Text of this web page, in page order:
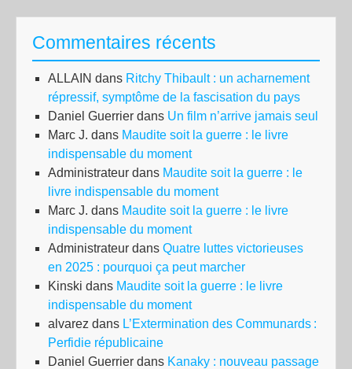
Commentaires récents
ALLAIN dans Ritchy Thibault : un acharnement
répressif, symptôme de la fascisation du pays
Daniel Guerrier dans Un film n’arrive jamais seul
Marc J. dans Maudite soit la guerre : le livre
indispensable du moment
Administrateur dans Maudite soit la guerre : le
livre indispensable du moment
Marc J. dans Maudite soit la guerre : le livre
indispensable du moment
Administrateur dans Quatre luttes victorieuses
en 2025 : pourquoi ça peut marcher
Kinski dans Maudite soit la guerre : le livre
indispensable du moment
alvarez dans L’Extermination des Communards :
Perfidie républicaine
Daniel Guerrier dans Kanaky : nouveau passage